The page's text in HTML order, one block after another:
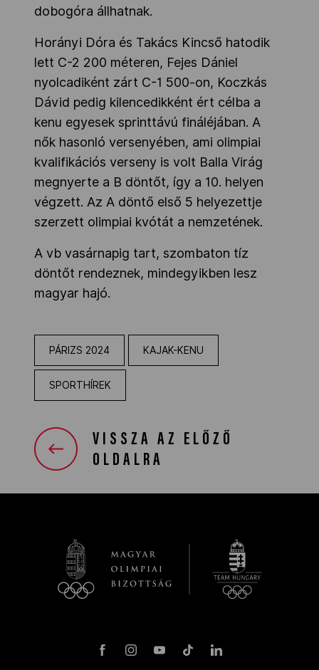
dobogóra állhatnak.
Horányi Dóra és Takács Kincső hatodik
lett C-2 200 méteren, Fejes Dániel
nyolcadiként zárt C-1 500-on, Koczkás
Dávid pedig kilencedikként ért célba a
kenu egyesek sprinttávú fináléjában. A
nők hasonló versenyében, ami olimpiai
kvalifikációs verseny is volt Balla Virág
megnyerte a B döntőt, így a 10. helyen
végzett. Az A döntő első 5 helyezettje
szerzett olimpiai kvótát a nemzetének.
A vb vasárnapig tart, szombaton tíz
döntőt rendeznek, mindegyikben lesz
magyar hajó.
PÁRIZS 2024 KAJAK-KENU
SPORTHÍREK
VISSZA AZ ELŐZŐ
OLDALRA